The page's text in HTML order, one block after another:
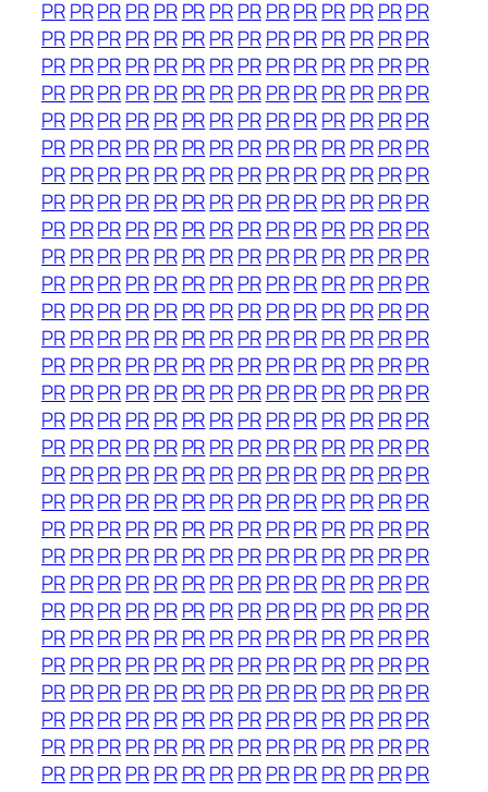
PRPRPRPRPR PRPRPRPRPRPRPR PRPR
PRPRPRPRPR PRPRPRPRPRPRPR PRPR
PRPRPRPRPR PRPRPRPRPRPRPR PRPR
PRPRPRPRPR PRPRPRPRPRPRPR PRPR
PRPRPRPRPR PRPRPRPRPRPRPR PRPR
PRPRPRPRPR PRPRPRPRPRPRPR PRPR
PRPRPRPRPR PRPRPRPRPRPRPR PRPR
PRPRPRPRPR PRPRPRPRPRPRPR PRPR
PRPRPRPRPR PRPRPRPRPRPRPR PRPR
PRPRPRPRPR PRPRPRPRPRPRPR PRPR
PRPRPRPRPR PRPRPRPRPRPRPR PRPR
PRPRPRPRPR PRPRPRPRPRPRPR PRPR
PRPRPRPRPR PRPRPRPRPRPRPR PRPR
PRPRPRPRPR PRPRPRPRPRPRPR PRPR
PRPRPRPRPR PRPRPRPRPRPRPR PRPR
PRPRPRPRPR PRPRPRPRPRPRPR PRPR
PRPRPRPRPR PRPRPRPRPRPRPR PRPR
PRPRPRPRPR PRPRPRPRPRPRPR PRPR
PRPRPRPRPR PRPRPRPRPRPRPR PRPR
PRPRPRPRPR PRPRPRPRPRPRPR PRPR
PRPRPRPRPR PRPRPRPRPRPRPR PRPR
PRPRPRPRPR PRPRPRPRPRPRPR PRPR
PRPRPRPRPR PRPRPRPRPRPRPR PRPR
PRPRPRPRPR PRPRPRPRPRPRPR PRPR
PRPRPRPRPR PRPRPRPRPRPRPR PRPR
PRPRPRPRPR PRPRPRPRPRPRPR PRPR
PRPRPRPRPR PRPRPRPRPRPRPR PRPR
PRPRPRPRPR PRPRPRPRPRPRPR PRPR
PRPRPRPRPR PRPRPRPRPRPRPR PRPR